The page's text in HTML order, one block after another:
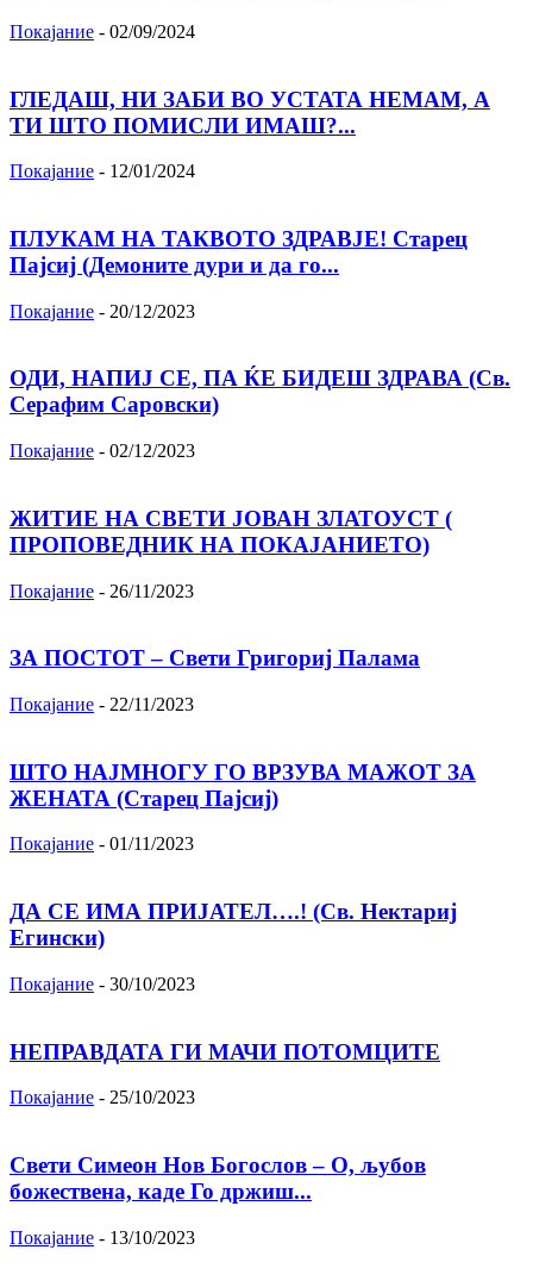
Покајание - 02/09/2024
ГЛЕДАШ, НИ ЗАБИ ВО УСТАТА НЕМАМ, А
ТИ ШТО ПОМИСЛИ ИМАШ?...
Покајание - 12/01/2024
ПЛУКАМ НА ТАКВОТО ЗДРАВЈЕ! Старец
Пајсиј (Демоните дури и да го...
Покајание - 20/12/2023
ОДИ, НАПИЈ СЕ, ПА ЌЕ БИДЕШ ЗДРАВА (Св.
Серафим Саровски)
Покајание - 02/12/2023
ЖИТИЕ НА СВЕТИ ЈОВАН ЗЛАТОУСТ (
ПРОПОВЕДНИК НА ПОКАЈАНИЕТО)
Покајание - 26/11/2023
ЗА ПОСТОТ – Свети Григориј Палама
Покајание - 22/11/2023
ШТО НАЈМНОГУ ГО ВРЗУВА МАЖОТ ЗА
ЖЕНАТА (Старец Пајсиј)
Покајание - 01/11/2023
ДА СЕ ИМА ПРИЈАТЕЛ….! (Св. Нектариј
Егински)
Покајание - 30/10/2023
НЕПРАВДАТА ГИ МАЧИ ПОТОМЦИТЕ
Покајание - 25/10/2023
Свети Симеон Нов Богослов – О, љубов
божествена, каде Го држиш...
Покајание - 13/10/2023